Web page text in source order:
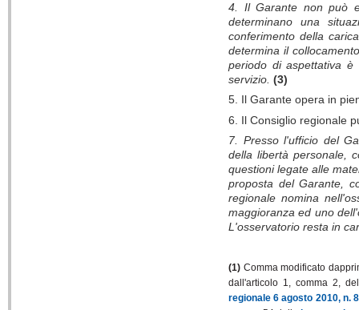
4. Il Garante non può
determinano una
conferimento della
determina il
periodo di aspettativa
servizio. (3)
5. Il Garante opera in
6. Il Consiglio regionale
7. Presso l'ufficio del
della libertà personale,
questioni legate alle
proposta del Garante,
regionale nomina
maggioranza ed uno
L'osservatorio resta in
(1) Comma modificato
dall'articolo 1, comma 2,
regionale 6 agosto 2010, n. 8